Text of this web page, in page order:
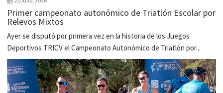
Primer campeonato autonómico de Triatlón Escolar por
Relevos Mixtos
Ayer se disputó por primera vez en la historia de los Juegos
Deportivos TRICV el Campeonato Autonómico de Triatlón por...